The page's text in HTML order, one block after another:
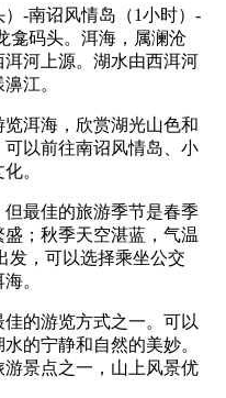
-南诏风情岛（1小时）-
龛码头。洱海，属澜沧
河上源。湖水由西洱河
江。
洱海，欣赏湖光山色和
以前往南诏风情岛、小
。
最佳的旅游季节是春季
；秋季天空湛蓝，气温
发，可以选择乘坐公交
。
的游览方式之一。可以
的宁静和自然的美妙。
景点之一，山上风景优